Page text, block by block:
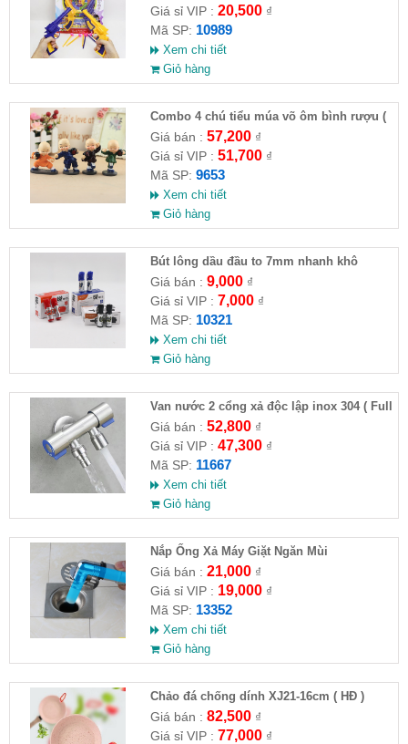
Giá sỉ VIP : 20,500₫
Mã SP: 10989
Xem chi tiết
Giỏ hàng
Combo 4 chú tiểu múa võ ôm bình rượu (
HĐ )
Giá bán : 57,200₫
Giá sỉ VIP : 51,700₫
Mã SP: 9653
Xem chi tiết
Giỏ hàng
Bút lông dầu đầu to 7mm nhanh khô
Giá bán : 9,000₫
Giá sỉ VIP : 7,000₫
Mã SP: 10321
Xem chi tiết
Giỏ hàng
Van nước 2 cổng xả độc lập inox 304 ( Full
VAT )
Giá bán : 52,800₫
Giá sỉ VIP : 47,300₫
Mã SP: 11667
Xem chi tiết
Giỏ hàng
Nắp Ống Xả Máy Giặt Ngăn Mùi
Giá bán : 21,000₫
Giá sỉ VIP : 19,000₫
Mã SP: 13352
Xem chi tiết
Giỏ hàng
Chảo đá chống dính XJ21-16cm ( HĐ )
Giá bán : 82,500₫
Giá sỉ VIP : 77,000₫